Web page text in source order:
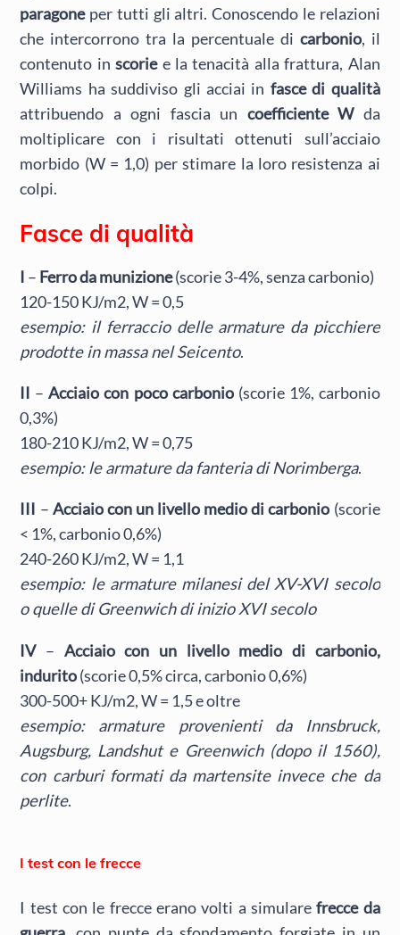
paragoneper tutti gli altri. Conoscendo le relazioni
che intercorrono tra la percentuale di carbonio, il
contenuto inscoriee la tenacità alla frattura, Alan
Williams ha suddiviso gli acciai in fasce di qualità
attribuendo a ogni fascia un coefficiente Wda
moltiplicare con i risultati ottenuti sull’acciaio
morbido (W = 1,0) per stimare la loro resistenza ai
colpi.
Fasce di qualità
I – Ferro da munizione(scorie 3-4%, senza carbonio)
120-150 KJ/m2, W = 0,5
esempio: il ferraccio delle armature da picchiere
prodotte in massa nel Seicento.
II –Acciaio con poco carbonio (scorie 1%, carbonio
0,3%)
180-210 KJ/m2, W = 0,75
esempio: le armature da fanteria di Norimberga.
III – Acciaio con un livello medio di carbonio (scorie
< 1%, carbonio 0,6%)
240-260 KJ/m2, W = 1,1
esempio: le armature milanesi del XV-XVI secolo
o quelle di Greenwich di inizio XVI secolo
IV– Acciaio con un livello medio di carbonio,
indurito(scorie 0,5% circa, carbonio 0,6%)
300-500+ KJ/m2, W = 1,5 e oltre
esempio: armature provenienti da Innsbruck,
Augsburg, Landshut e Greenwich (dopo il 1560),
con carburi formati da martensite invece che da
perlite.
I test con le frecce
I test con le frecce erano volti a simularefrecce da